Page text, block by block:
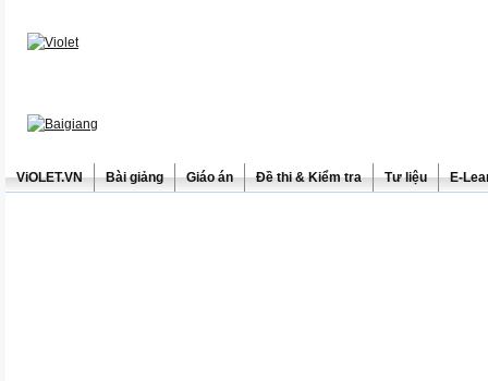
ViOLET.VN Bài giảng Giáo án Đề thi & Kiểm tra Tư liệu E-